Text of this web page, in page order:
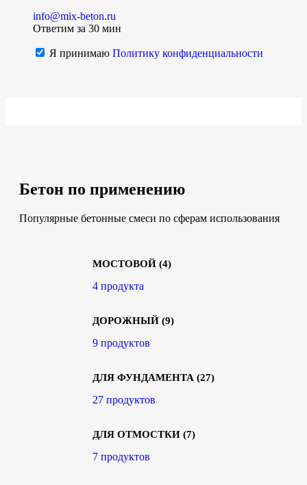
info@mix-beton.ru
Ответим за 30 мин
Я принимаю Политику конфиденциальности
Бетон по применению
Популярные бетонные смеси по сферам использования
МОСТОВОЙ (4)
4 продукта
ДОРОЖНЫЙ (9)
9 продуктов
ДЛЯ ФУНДАМЕНТА (27)
27 продуктов
ДЛЯ ОТМОСТКИ (7)
7 продуктов